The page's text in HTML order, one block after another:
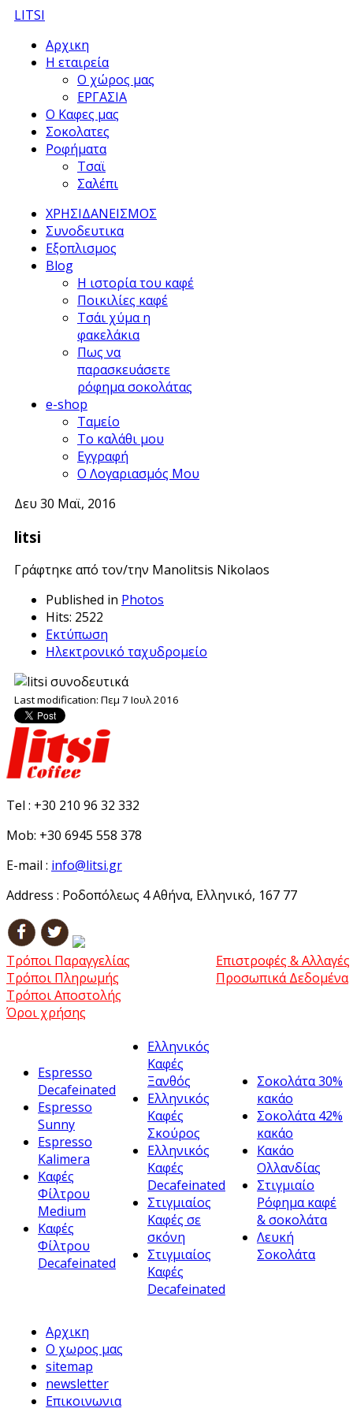
LITSI
Αρχικη
Η εταιρεία
Ο χώρος μας
ΕΡΓΑΣΙΑ
Ο Καφες μας
Σοκολατες
Ροφήματα
Τσαϊ
Σαλέπι
ΧΡΗΣΙΔΑΝΕΙΣΜΟΣ
Συνοδευτικα
Εξοπλισμος
Blog
Η ιστορία του καφέ
Ποικιλίες καφέ
Τσάι χύμα η
φακελάκια
Πως να
παρασκευάσετε
ρόφημα σοκολάτας
e-shop
Ταμείο
Το καλάθι μου
Εγγραφή
Ο Λογαριασμός Μου
Δευ 30 Μαϊ, 2016
litsi
Γράφτηκε από τον/την Manolitsis Nikolaos
Published in Photos
Hits: 2522
Εκτύπωση
Ηλεκτρονικό ταχυδρομείο
Last modification: Πεμ 7 Ιουλ 2016
Tel : +30 210 96 32 332
Mob: +30 6945 558 378
E-mail : info@litsi.gr
Address : Ροδοπόλεως 4 Αθήνα, Ελληνικό, 167 77
Τρόποι Παραγγελίας
Τρόποι Πληρωμής
Τρόποι Αποστολής
Όροι χρήσης
Επιστροφές & Αλλαγές
Προσωπικά Δεδομένα
Espresso
Decafeinated
Espresso
Sunny
Espresso
Kalimera
Καφές
Φίλτρου
Medium
Καφές
Φίλτρου
Decafeinated
Ελληνικός
Καφές
Ξανθός
Ελληνικός
Καφές
Σκούρος
Ελληνικός
Καφές
Decafeinated
Στιγμιαίος
Καφές σε
σκόνη
Στιγμιαίος
Καφές
Decafeinated
Σοκολάτα 30%
κακάο
Σοκολάτα 42%
κακάο
Κακάο
Ολλανδίας
Στιγμιαίο
Ρόφημα καφέ
& σοκολάτα
Λευκή
Σοκολάτα
Αρχικη
Ο χωρος μας
sitemap
newsletter
Επικοινωνια